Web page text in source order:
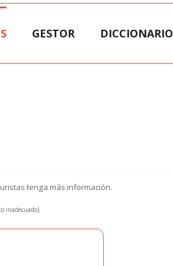
GESTOR DICCIONARIO
tenga más información.
inadecuado)